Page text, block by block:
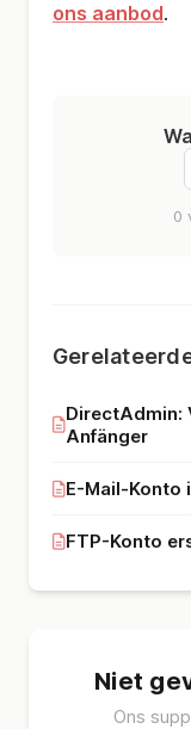
ons aanbod.
0
DirectAdmin:
Anfänger
E-Mail-Konto
FTP-Konto
Niet
Ons